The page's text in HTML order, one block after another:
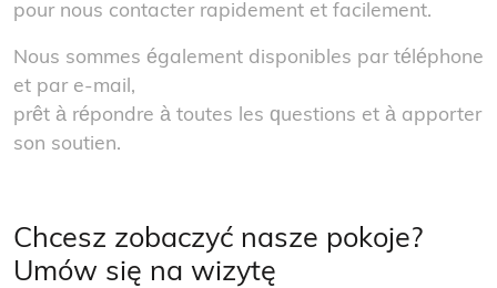
pour nous contacter rapidement et facilement.
Nous sommes également disponibles par téléphone
et par e-mail,
prêt à répondre à toutes les questions et à apporter
son soutien.
Chcesz zobaczyć nasze pokoje?
Umów się na wizytę